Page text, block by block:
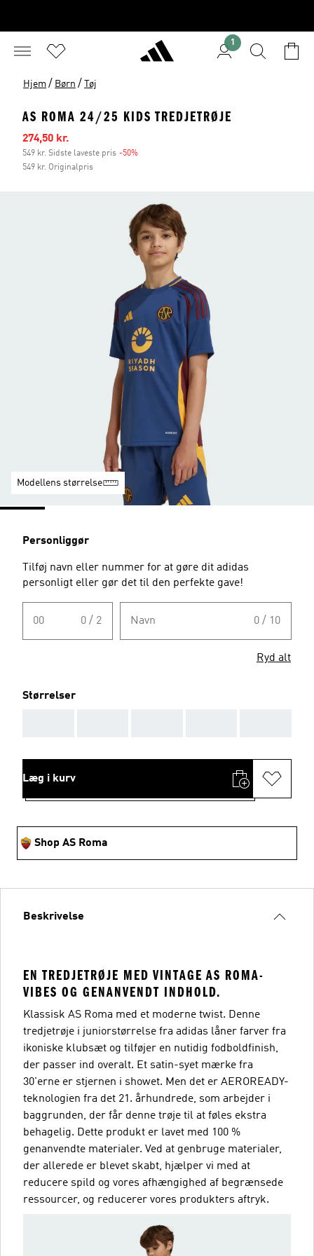
1
Hjem / Børn / Tøj
AS ROMA 24/25 KIDS TREDJETRØJE
Udsalgspris
274,50 kr.
549 kr. Sidste laveste pris -50%
549 kr. Originalpris
Modellens størrelse
Personliggør
Tilføj navn eller nummer for at gøre dit adidas
personligt eller gør det til den perfekte gave!
00 0 / 2 Navn 0 / 10
Ryd alt
Størrelser
Læg i kurv
Shop AS Roma
Beskrivelse
EN TREDJETRØJE MED VINTAGE AS ROMA-
VIBES OG GENANVENDT INDHOLD.
Klassisk AS Roma med et moderne twist. Denne
tredjetrøje i juniorstørrelse fra adidas låner farver fra
ikoniske klubsæt og tilføjer en nutidig fodboldfinish,
der passer ind overalt. Et satin-syet mærke fra
30'erne er stjernen i showet. Men det er AEROREADY-
teknologien fra det 21. århundrede, som arbejder i
baggrunden, der får denne trøje til at føles ekstra
behagelig. Dette produkt er lavet med 100 %
genanvendte materialer. Ved at genbruge materialer,
der allerede er blevet skabt, hjælper vi med at
reducere spild og vores afhængighed af begrænsede
ressourcer, og reducerer vores produkters aftryk.